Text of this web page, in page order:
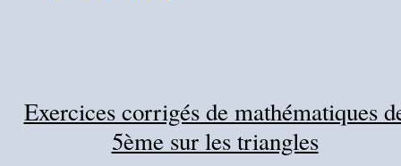
Exercices corrigés de mathématiques
5ème sur les triangles